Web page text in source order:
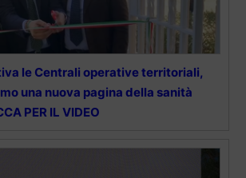
le Centrali operative territoriali,
una nuova pagina della sanità
PER IL VIDEO